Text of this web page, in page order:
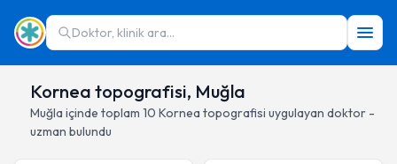
Doktor, klinik ara...
Kornea topografisi, Muğla
Muğla içinde toplam 10 Kornea topografisi uygulayan doktor -
uzman bulundu